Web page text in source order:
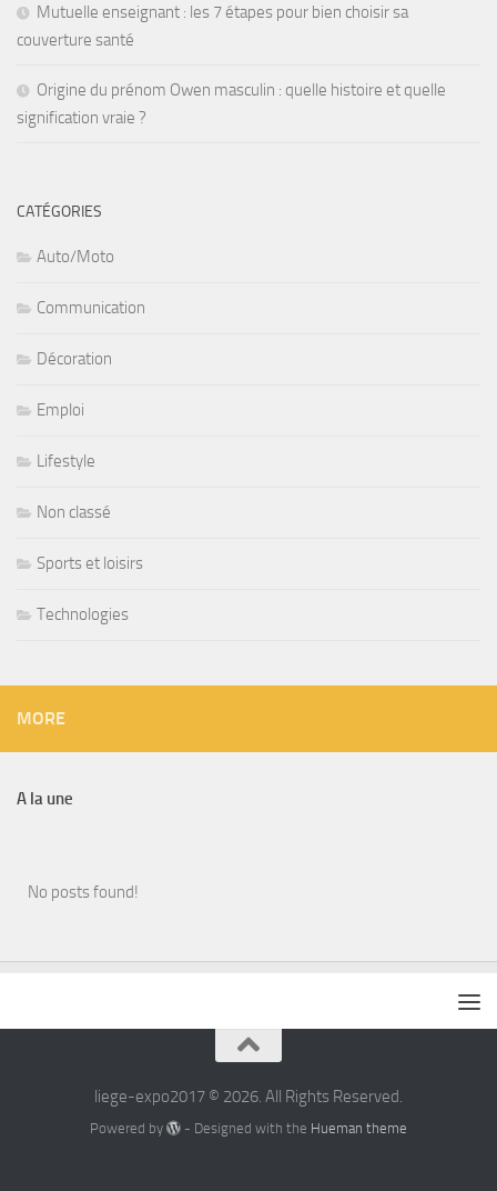
Mutuelle enseignant : les 7 étapes pour bien choisir sa
couverture santé
Origine du prénom Owen masculin : quelle histoire et quelle
signification vraie ?
CATÉGORIES
Auto/Moto
Communication
Décoration
Emploi
Lifestyle
Non classé
Sports et loisirs
Technologies
MORE
A la une
No posts found!
liege-expo2017 © 2026. All Rights Reserved.
Powered by - Designed with the Hueman theme